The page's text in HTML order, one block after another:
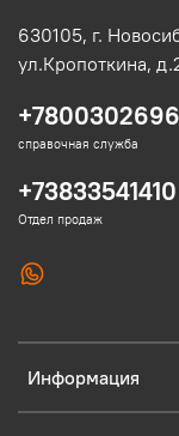
Информация
630105, г.
ул.Кропоткина,
справочная служба
+73833541410
Отдел продаж